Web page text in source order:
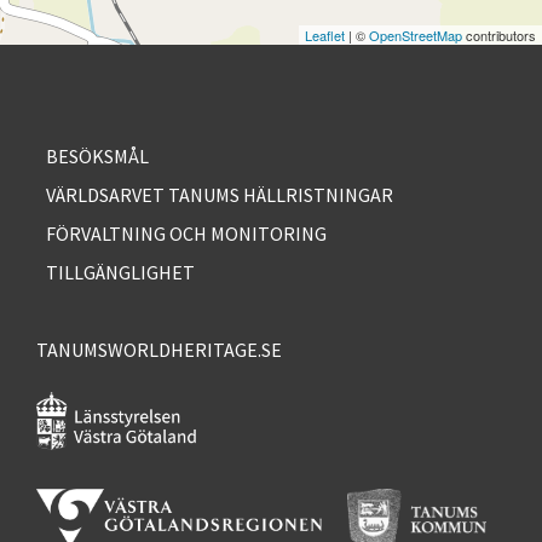
Leaflet | ©OpenStreetMapcontributors
BESÖKSMÅL
VÄRLDSARVET TANUMS HÄLLRISTNINGAR
FÖRVALTNING OCH MONITORING
TILLGÄNGLIGHET
TANUMSWORLDHERITAGE.SE